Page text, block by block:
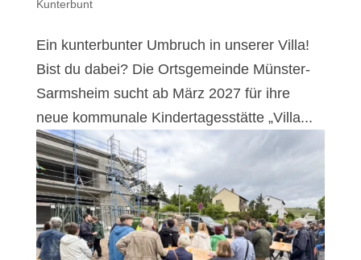
Kunterbunt
Ein kunterbunter Umbruch in unserer Villa!
Bist du dabei? Die Ortsgemeinde Münster-
Sarmsheim sucht ab März 2027 für ihre
neue kommunale Kindertagesstätte „Villa...